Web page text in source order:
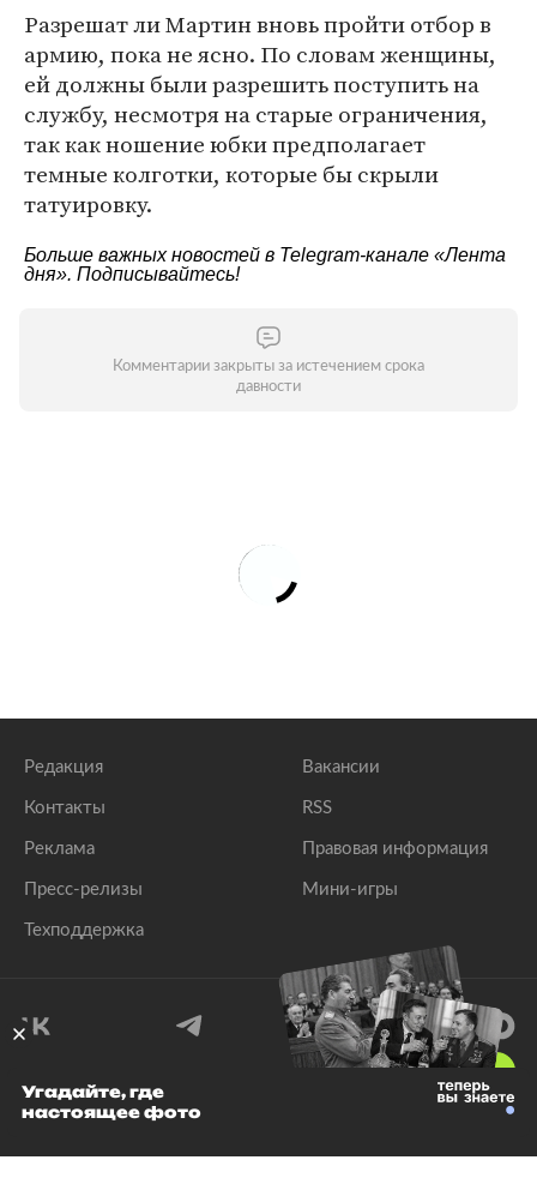
Разрешат ли Мартин вновь пройти отбор в
армию, пока не ясно. По словам женщины,
ей должны были разрешить поступить на
службу, несмотря на старые ограничения,
так как ношение юбки предполагает
темные колготки, которые бы скрыли
татуировку.
Больше важных новостей в Telegram-канале «Лента
дня». Подписывайтесь!
Комментарии закрыты за истечением срока
давности
Редакция
Контакты
Реклама
Пресс-релизы
Техподдержка
Вакансии
RSS
Правовая информация
Мини-игры
© 1999–2026 Все права защищены.
Угадайте, где
настоящее фото